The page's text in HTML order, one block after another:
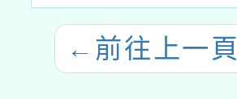
← 前往上一頁